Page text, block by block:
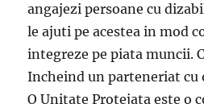
angajezi persoane cu
le ajuti pe acestea in mod
integreze pe piata muncii.
Incheind un parteneriat cu
O Unitate Protejata este o